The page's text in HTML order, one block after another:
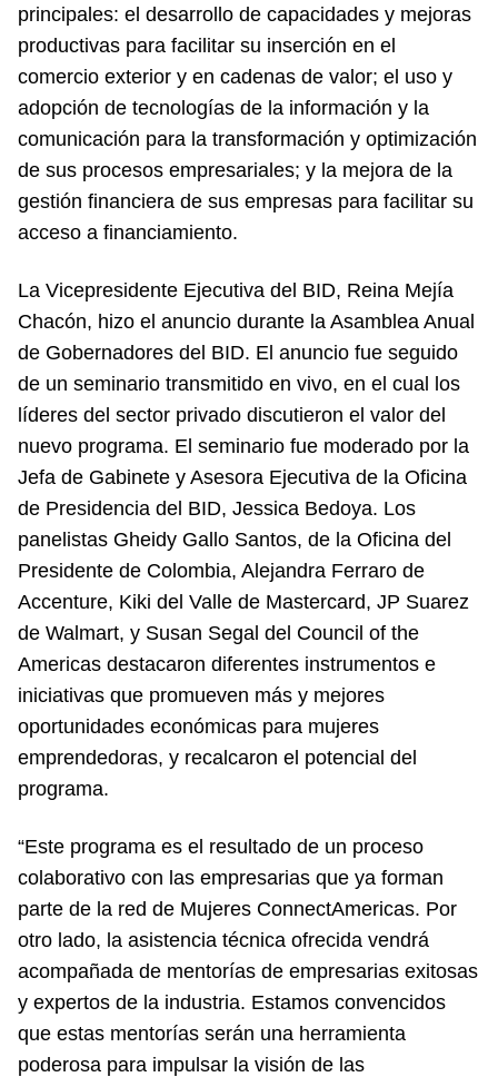
principales: el desarrollo de capacidades y mejoras
productivas para facilitar su inserción en el
comercio exterior y en cadenas de valor; el uso y
adopción de tecnologías de la información y la
comunicación para la transformación y optimización
de sus procesos empresariales; y la mejora de la
gestión financiera de sus empresas para facilitar su
acceso a financiamiento.
La Vicepresidente Ejecutiva del BID, Reina Mejía
Chacón, hizo el anuncio durante la Asamblea Anual
de Gobernadores del BID. El anuncio fue seguido
de un seminario transmitido en vivo, en el cual los
líderes del sector privado discutieron el valor del
nuevo programa. El seminario fue moderado por la
Jefa de Gabinete y Asesora Ejecutiva de la Oficina
de Presidencia del BID, Jessica Bedoya. Los
panelistas Gheidy Gallo Santos, de la Oficina del
Presidente de Colombia, Alejandra Ferraro de
Accenture, Kiki del Valle de Mastercard, JP Suarez
de Walmart, y Susan Segal del Council of the
Americas destacaron diferentes instrumentos e
iniciativas que promueven más y mejores
oportunidades económicas para mujeres
emprendedoras, y recalcaron el potencial del
programa.
“Este programa es el resultado de un proceso
colaborativo con las empresarias que ya forman
parte de la red de Mujeres ConnectAmericas. Por
otro lado, la asistencia técnica ofrecida vendrá
acompañada de mentorías de empresarias exitosas
y expertos de la industria. Estamos convencidos
que estas mentorías serán una herramienta
poderosa para impulsar la visión de las